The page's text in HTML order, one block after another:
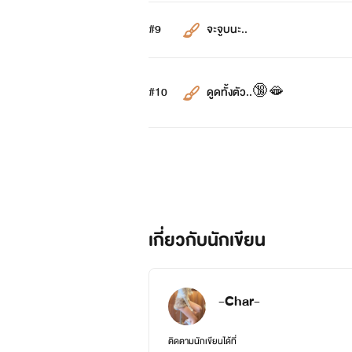
#9 จะจูบนะ..
#10 ดูดทั้งตัว..🔞🫦
เกี่ยวกับนักเขียน
-Char-
ติดตามนักเขียนได้ที่